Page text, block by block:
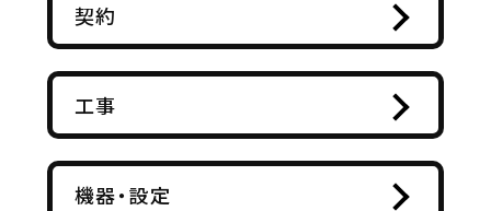
契約
工事
機器・設定